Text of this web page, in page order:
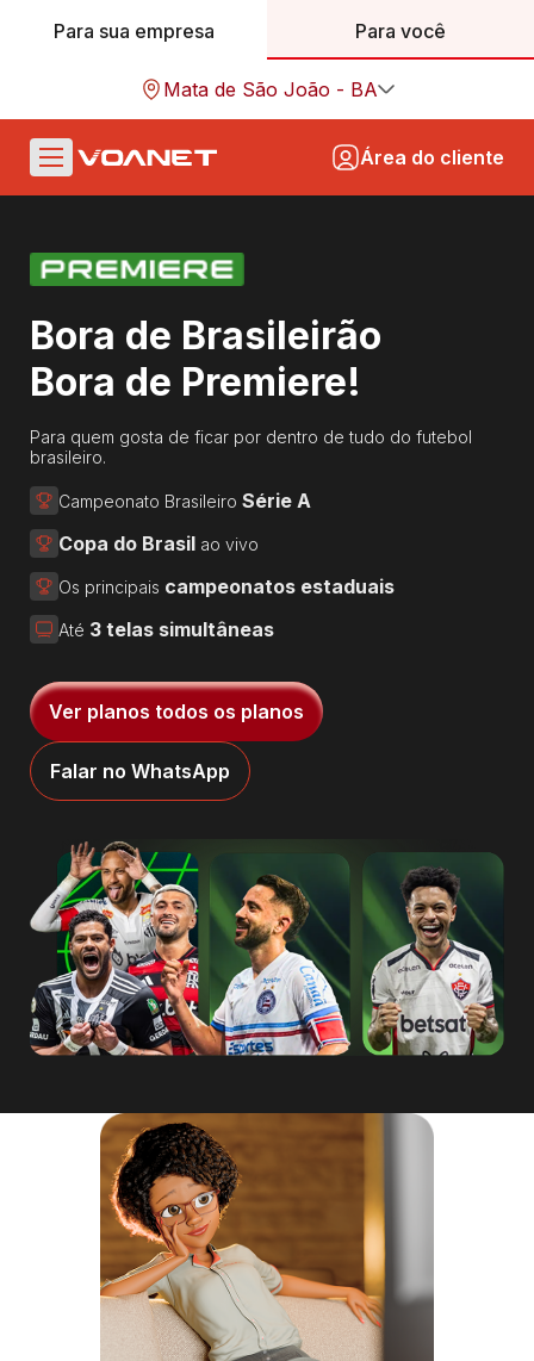
Para sua empresa Para você
Mata de São João - BA
Área do cliente
Bora de Brasileirão
Bora de Premiere!
Para quem gosta de ficar por dentro de tudo do futebol
brasileiro.
Campeonato Brasileiro Série A
Copa do Brasil ao vivo
Os principais campeonatos estaduais
Até 3 telas simultâneas
Ver planos todos os planos
Falar no WhatsApp